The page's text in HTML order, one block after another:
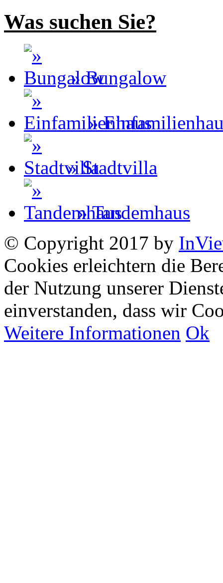
Was suchen Sie?
» Bungalow
»
» Stadtvilla
» Tandemhaus
© Copyright 2017 by
Cookies erleichtern die
der Nutzung unserer
einverstanden, dass wir
Weitere Informationen Ok